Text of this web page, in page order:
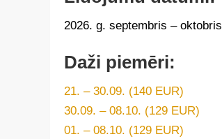
2026. g. septembris – oktobris
Daži piemēri:
21. – 30.09. (140 EUR)
30.09. – 08.10. (129 EUR)
01. – 08.10. (129 EUR)